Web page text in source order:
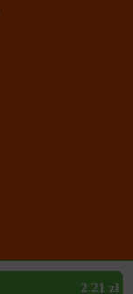
2.21 zł